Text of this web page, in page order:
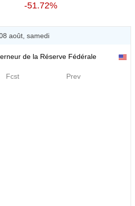
-51.72%
août, samedi
de la Réserve Fédérale
Fcst Prev